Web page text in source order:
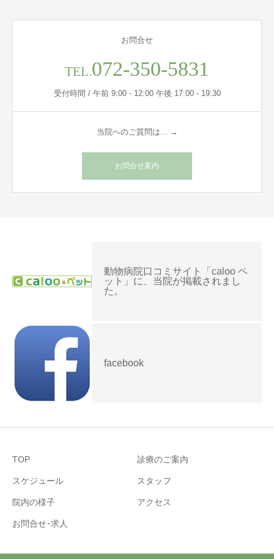
お問合せ
TEL.072-350-5831
受付時間 / 午前 9:00 - 12:00 午後 17:00 - 19:30
当院へのご質問は... →
お問合せ案内
動物病院口コミサイト「caloo ペ
ット」に、当院が掲載されまし
た。
facebook
TOP 診療のご案内
スケジュール スタッフ
院内の様子 アクセス
お問合せ･求人